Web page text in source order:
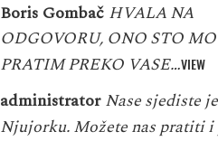
Boris Gombač HVALA NA
ODGOVORU, ONO STO
PRATIM PREKO VASE…VIEW
administrator Nase sjediste
Njujorku. Možete nas pratiti